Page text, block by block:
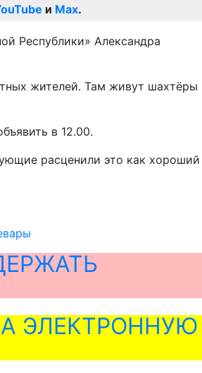
и Max.
Республики» Александра
жителей. Там живут шахтёры
в 12.00.
расценили это как хороший
ЭЛЕКТРОННУЮ